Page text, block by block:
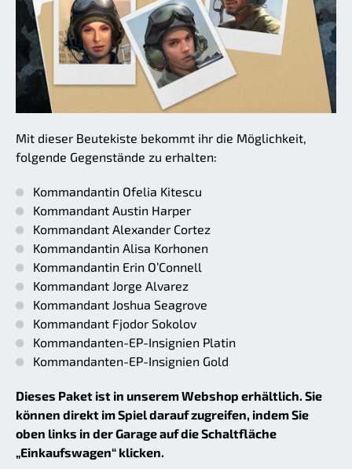
Mit dieser Beutekiste bekommt ihr die Möglichkeit,
folgende Gegenstände zu erhalten:
Kommandantin Ofelia Kitescu
Kommandant Austin Harper
Kommandant Alexander Cortez
Kommandantin Alisa Korhonen
Kommandantin Erin O’Connell
Kommandant Jorge Alvarez
Kommandant Joshua Seagrove
Kommandant Fjodor Sokolov
Kommandanten-EP-Insignien Platin
Kommandanten-EP-Insignien Gold
Dieses Paket ist in unserem Webshop erhältlich. Sie
können direkt im Spiel darauf zugreifen, indem Sie
oben links in der Garage auf die Schaltfläche
„Einkaufswagen“ klicken.